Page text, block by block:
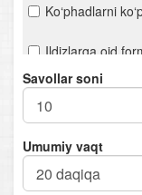
Ko‘phadlarni
Ildizlarga oid
Hisoblashga oid
n- darajali ildiz.
Savollar soni
Umumiy vaqt